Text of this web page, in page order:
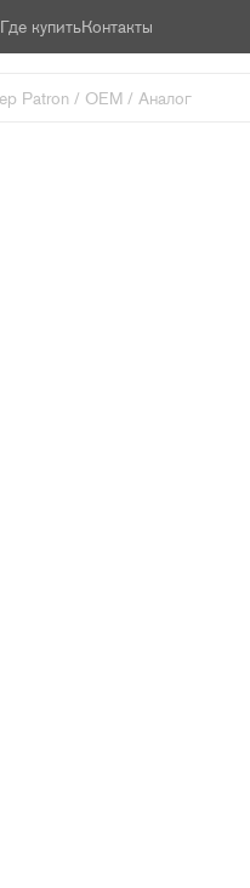
Где купитьКонтакты